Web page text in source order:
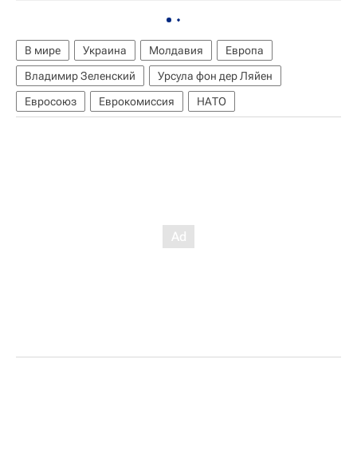
В мире Украина Молдавия
Европа
Владимир Зеленский
Урсула фон дер Ляйен
Евросоюз
Еврокомиссия НАТО